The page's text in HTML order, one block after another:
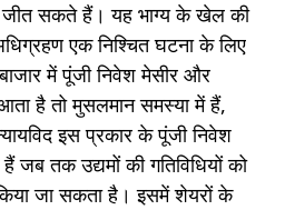
सकते हैं। यह भाग्य के खेल की
एक निश्चित घटना के लिए
में पूंजी निवेश मेसीर और
है तो मुसलमान समस्या में हैं,
इस प्रकार के पूंजी निवेश
जब तक उद्यमों की गतिविधियों को
जा सकता है। इसमें शेयरों के